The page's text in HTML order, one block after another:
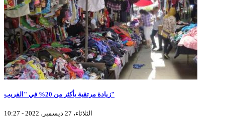
زيادة مرتقبة بأكثر من 20% في "الفريب"
الثلاثاء، 27 ديسمبر، 2022 - 10:27